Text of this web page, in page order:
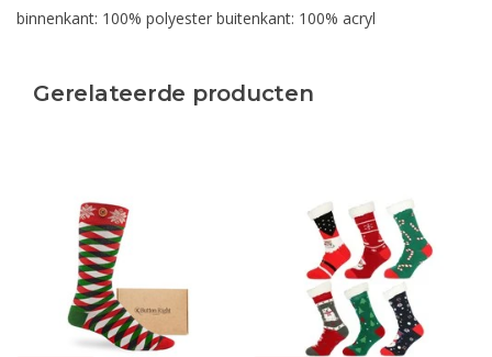
binnenkant: 100% polyester buitenkant: 100% acryl
Gerelateerde producten